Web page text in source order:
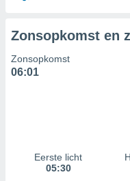
Zonsopkomst en
Zonsopkomst
06:01
Eerste licht
05:30